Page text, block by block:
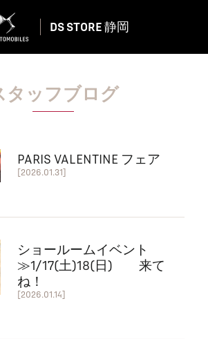
DS STORE 静岡
タッフブログ
PARIS VALENTINE フェア
[2026.01.31]
ショールームイベント
≫1/17(土)18(日) 来て
ね！
[2026.01.14]